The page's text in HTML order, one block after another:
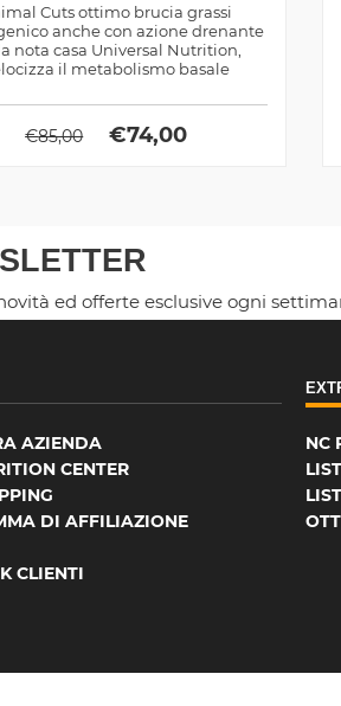
Cuts ottimo brucia grassi
anche con azione drenante
nota casa Universal Nutrition,
il metabolismo basale
€85,00 €74,00
ed offerte esclusive ogni
AZIENDA
CENTER
DI AFFILIAZIONE
CLIENTI
NC